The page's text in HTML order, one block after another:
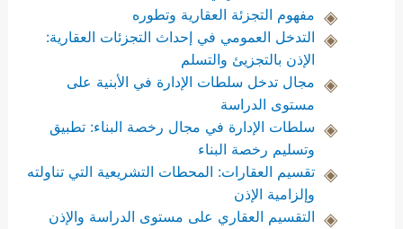
مفهوم التجزئة العقارية وتطوره
التدخل العمومي في إحداث التجزئات العقارية:
الإذن بالتجزيئ والتسلم
مجال تدخل سلطات الإدارة في الأبنية على
مستوى الدراسة
سلطات الإدارة في مجال رخصة البناء: تطبيق
وتسليم رخصة البناء
تقسيم العقارات: المحطات التشريعية التي تناولته
وإلزامية الإذن
التقسيم العقاري على مستوى الدراسة والإذن